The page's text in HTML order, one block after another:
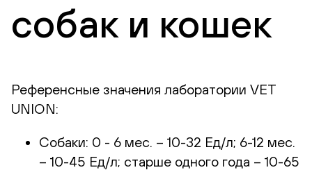
собак и кошек
Референсные значения лаборатории VET
UNION:
Собаки: 0 - 6 мес. – 10-32 Ед/л; 6-12 мес.
– 10-45 Ед/л; старше одного года – 10-65